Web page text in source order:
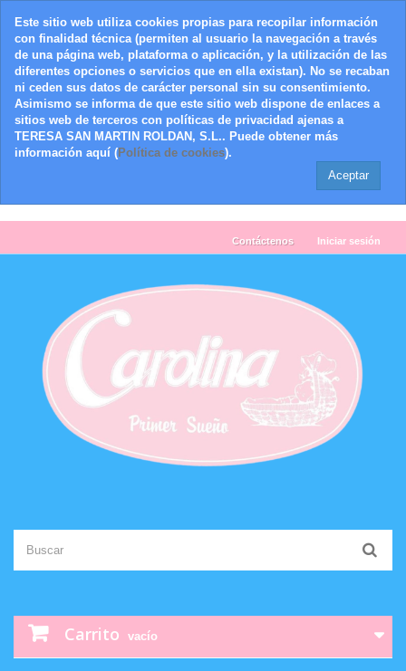
Este sitio web utiliza cookies propias para recopilar información
con finalidad técnica (permiten al usuario la navegación a través
de una página web, plataforma o aplicación, y la utilización de las
diferentes opciones o servicios que en ella existan). No se recaban
ni ceden sus datos de carácter personal sin su consentimiento.
Asimismo se informa de que este sitio web dispone de enlaces a
sitios web de terceros con políticas de privacidad ajenas a
TERESA SAN MARTIN ROLDAN, S.L.. Puede obtener más
información aquí (Política de cookies).
Aceptar
Iniciar sesión
Contáctenos
Carrito vacío